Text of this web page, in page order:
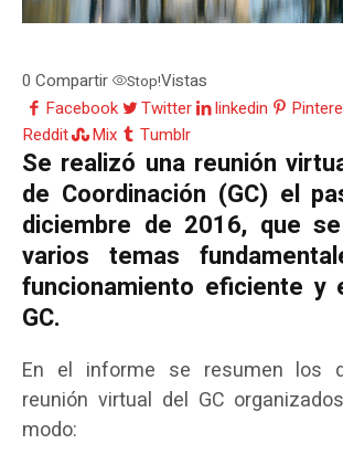
0 Compartir Stop!Vistas
Facebook
Twitter linkedin
Reddit
Mix Tumblr
Se realizó una reunión
de Coordinación (GC) el
diciembre de 2016, que
varios temas
funcionamiento eficiente y
GC.
En el informe se resumen los
reunión virtual del GC
modo: